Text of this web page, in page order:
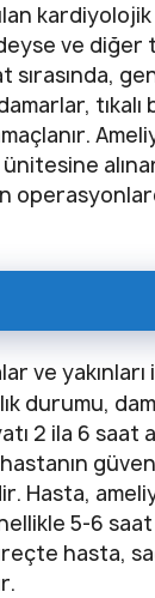
ve
sırasında,
ve
2 ila 6 saat
Hasta,
5-6
hasta,